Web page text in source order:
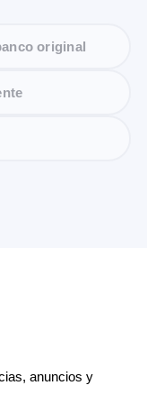
original
anuncios y